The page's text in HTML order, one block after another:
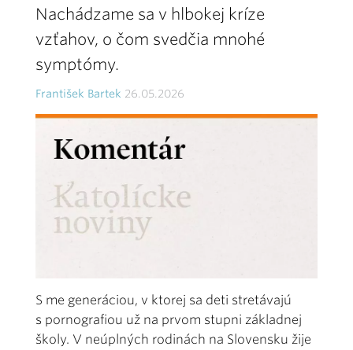
Nachádzame sa v hlbokej kríze
vzťahov, o čom svedčia mnohé
symptómy.
František Bartek 26.05.2026
S me generáciou, v ktorej sa deti stretávajú
s pornografiou už na prvom stupni základnej
školy. V neúplných rodinách na Slovensku žije